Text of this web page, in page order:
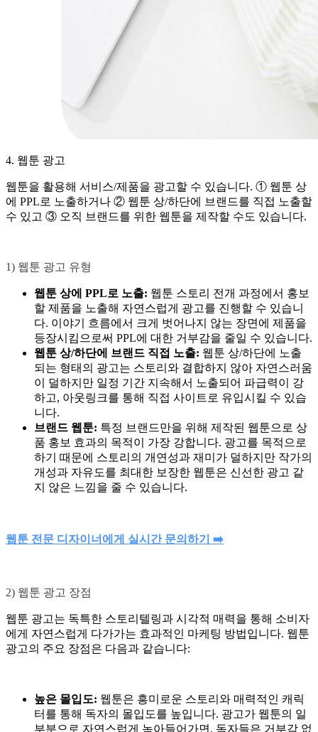
4. 웹툰 광고
웹툰을 활용해 서비스/제품을 광고할 수 있습니다. ① 웹툰 상
에 PPL로 노출하거나 ② 웹툰 상/하단에 브랜드를 직접 노출할
수 있고 ③ 오직 브랜드를 위한 웹툰을 제작할 수도 있습니다.
1) 웹툰 광고 유형
웹툰 상에 PPL로 노출: 웹툰 스토리 전개 과정에서 홍보
할 제품을 노출해 자연스럽게 광고를 진행할 수 있습니
다. 이야기 흐름에서 크게 벗어나지 않는 장면에 제품을
등장시킴으로써 PPL에 대한 거부감을 줄일 수 있습니다.
웹툰 상/하단에 브랜드 직접 노출: 웹툰 상/하단에 노출
되는 형태의 광고는 스토리와 결합하지 않아 자연스러움
이 덜하지만 일정 기간 지속해서 노출되어 파급력이 강
하고, 아웃링크를 통해 직접 사이트로 유입시킬 수 있습
니다.
브랜드 웹툰: 특정 브랜드만을 위해 제작된 웹툰으로 상
품 홍보 효과의 목적이 가장 강합니다. 광고를 목적으로
하기 때문에 스토리의 개연성과 재미가 덜하지만 작가의
개성과 자유도를 최대한 보장한 웹툰은 신선한 광고 같
지 않은 느낌을 줄 수 있습니다.
웹툰 전문 디자이너에게 실시간 문의하기 ➡️
2) 웹툰 광고 장점
웹툰 광고는 독특한 스토리텔링과 시각적 매력을 통해 소비자
에게 자연스럽게 다가가는 효과적인 마케팅 방법입니다. 웹툰
광고의 주요 장점은 다음과 같습니다:
높은 몰입도: 웹툰은 흥미로운 스토리와 매력적인 캐릭
터를 통해 독자의 몰입도를 높입니다. 광고가 웹툰의 일
부분으로 자연스럽게 녹아들어가면, 독자들은 거부감 없